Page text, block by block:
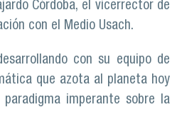
Córdoba, el vicerrector de
con el Medio Usach.
con su equipo de
que azota al planeta hoy
imperante sobre la